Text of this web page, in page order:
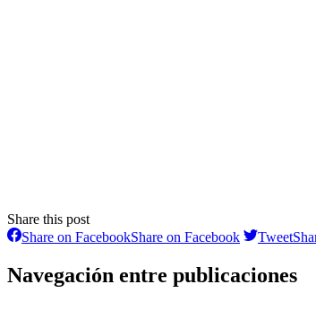
Share this post
Share on FacebookShare on Facebook Tweet
Navegación entre publicaciones